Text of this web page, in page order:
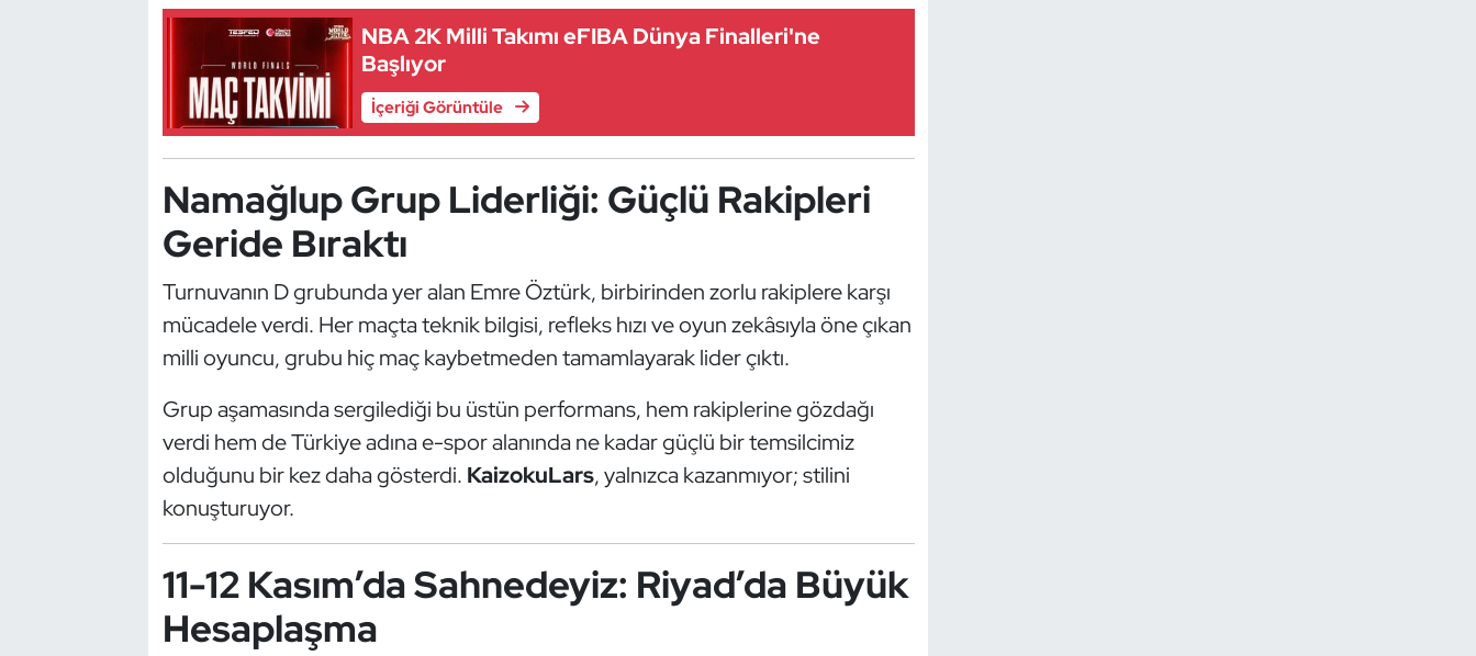
NBA 2K Milli Takımı eFIBA Dünya Finalleri'ne
Başlıyor
İçeriği Görüntüle
Namağlup Grup Liderliği: Güçlü Rakipleri
Geride Bıraktı
Turnuvanın D grubunda yer alan Emre Öztürk, birbirinden zorlu rakiplere karşı
mücadele verdi. Her maçta teknik bilgisi, refleks hızı ve oyun zekâsıyla öne çıkan
milli oyuncu, grubu hiç maç kaybetmeden tamamlayarak lider çıktı.
Grup aşamasında sergilediği bu üstün performans, hem rakiplerine gözdağı
verdi hem de Türkiye adına e-spor alanında ne kadar güçlü bir temsilcimiz
olduğunu bir kez daha gösterdi. KaizokuLars, yalnızca kazanmıyor; stilini
konuşturuyor.
11-12 Kasım’da Sahnedeyiz: Riyad’da Büyük
Hesaplaşma
İşitme Engelli Sporcular
Judo ve Kuraş
Kano ve Rafting